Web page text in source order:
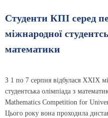
Студенти КПІ серед
міжнародної
математики
З 1 по 7 серпня відбулася XХІX
студентська олімпіада з
Mathematics Competition for
Цього року вона проходила